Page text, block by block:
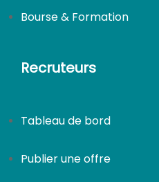
Bourse & Formation
Recruteurs
Tableau de bord
Publier une offre